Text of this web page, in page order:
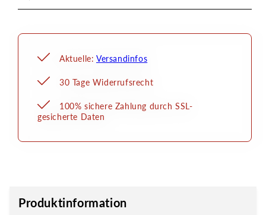
Aktuelle: Versandinfos
30 Tage Widerrufsrecht
100% sichere Zahlung durch SSL-
gesicherte Daten
Produktinformation